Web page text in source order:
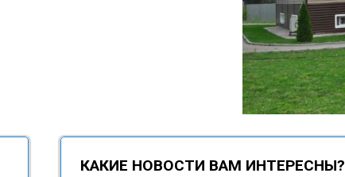
КАКИЕ НОВОСТИ ВАМ ИНТЕРЕСНЫ?